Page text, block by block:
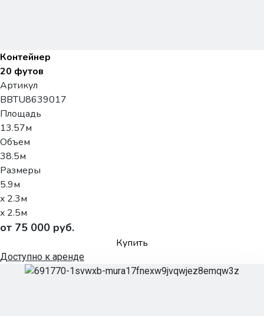
Контейнер
20 футов
Артикул
BBTU8639017
Площадь
13.57м
Объем
38.5м
Размеры
5.9м
x 2.3м
x 2.5м
от 75 000 руб.
Купить
Доступно к аренде